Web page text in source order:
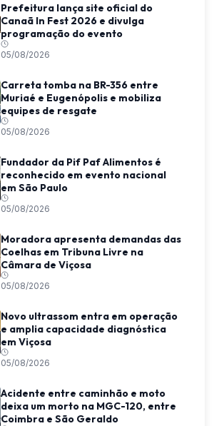
Prefeitura lança site oficial do
Canaã In Fest 2026 e divulga
programação do evento
05/08/2026
Carreta tomba na BR-356 entre
Muriaé e Eugenópolis e mobiliza
equipes de resgate
05/08/2026
Fundador da Pif Paf Alimentos é
reconhecido em evento nacional
em São Paulo
05/08/2026
Moradora apresenta demandas das
Coelhas em Tribuna Livre na
Câmara de Viçosa
05/08/2026
Novo ultrassom entra em operação
e amplia capacidade diagnóstica
em Viçosa
05/08/2026
Acidente entre caminhão e moto
deixa um morto na MGC-120, entre
Coimbra e São Geraldo